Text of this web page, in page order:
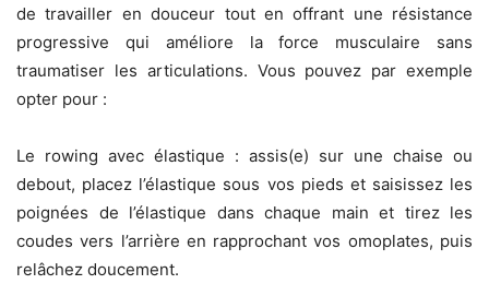
de travailler en douceur tout en offrant une résistance
progressive qui améliore la force musculaire sans
traumatiser les articulations. Vous pouvez par exemple
opter pour :
Le rowing avec élastique : assis(e) sur une chaise ou
debout, placez l’élastique sous vos pieds et saisissez les
poignées de l’élastique dans chaque main et tirez les
coudes vers l’arrière en rapprochant vos omoplates, puis
relâchez doucement.